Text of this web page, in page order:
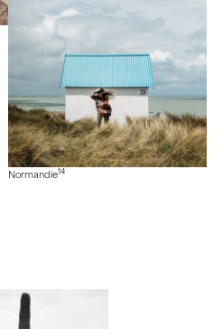
Normandie14